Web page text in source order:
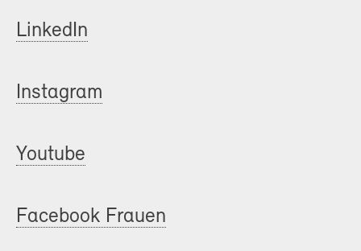
LinkedIn
Instagram
Youtube
Facebook Frauen